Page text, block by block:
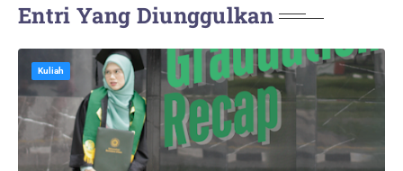
Entri Yang Diunggulkan
Kuliah